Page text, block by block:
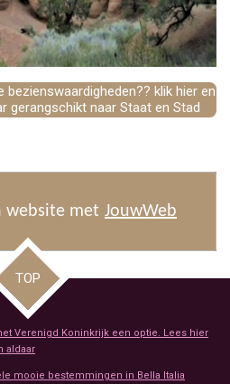
klik hier en
gerangschikt naar Staat en Stad
website met JouwWeb
TOP
Verenigd Koninkrijk een optie. Lees hier
aldaar
mooie bestemmingen in Bella Italia